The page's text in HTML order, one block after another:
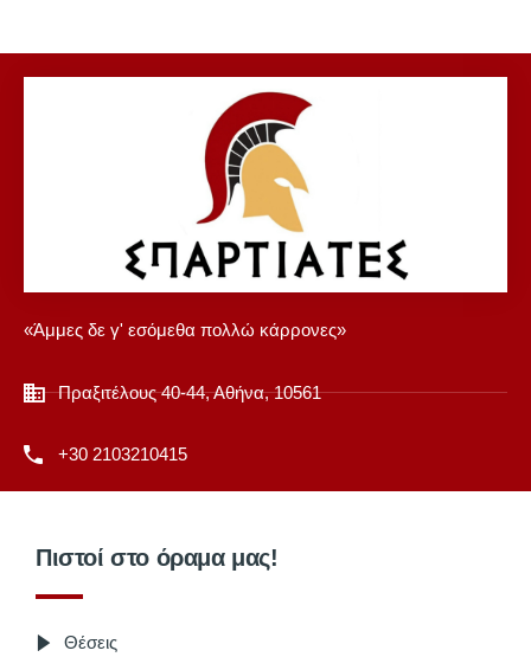
«Άμμες δε γ' εσόμεθα πολλώ κάρρονες»
Πραξιτέλους 40-44, Αθήνα, 10561
+30 2103210415
Πιστοί στο όραμα μας!
Θέσεις